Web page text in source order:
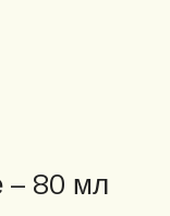
– 80 мл